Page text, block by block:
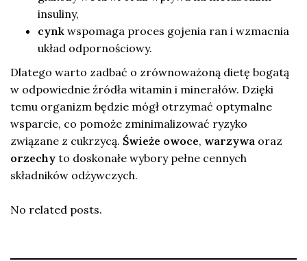
insuliny,
cynk wspomaga proces gojenia ran i wzmacnia
układ odpornościowy.
Dlatego warto zadbać o zrównoważoną dietę bogatą
w odpowiednie źródła witamin i minerałów. Dzięki
temu organizm będzie mógł otrzymać optymalne
wsparcie, co pomoże zminimalizować ryzyko
związane z cukrzycą. Świeże owoce, warzywa oraz
orzechy to doskonałe wybory pełne cennych
składników odżywczych.
No related posts.